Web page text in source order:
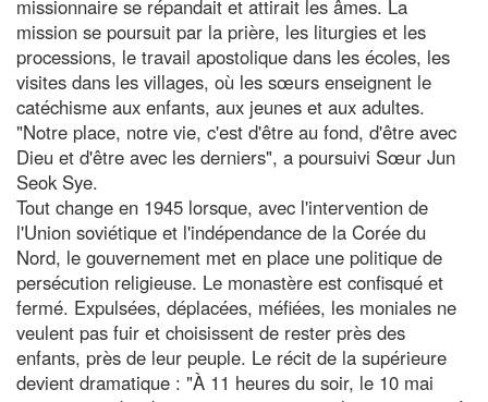
missionnaire se répandait et attirait les âmes. La
mission se poursuit par la prière, les liturgies et les
processions, le travail apostolique dans les écoles, les
visites dans les villages, où les sœurs enseignent le
catéchisme aux enfants, aux jeunes et aux adultes.
"Notre place, notre vie, c'est d'être au fond, d'être avec
Dieu et d'être avec les derniers", a poursuivi Sœur Jun
Seok Sye.
Tout change en 1945 lorsque, avec l'intervention de
l'Union soviétique et l'indépendance de la Corée du
Nord, le gouvernement met en place une politique de
persécution religieuse. Le monastère est confisqué et
fermé. Expulsées, déplacées, méfiées, les moniales ne
veulent pas fuir et choisissent de rester près des
enfants, près de leur peuple. Le récit de la supérieure
devient dramatique : "À 11 heures du soir, le 10 mai